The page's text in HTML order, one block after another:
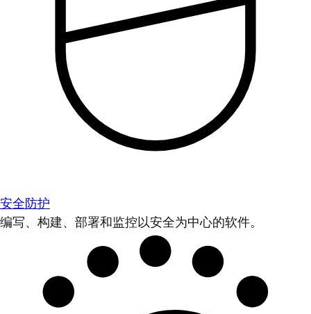
安全防护
编写、构建、部署和监控以安全为中心的软件。